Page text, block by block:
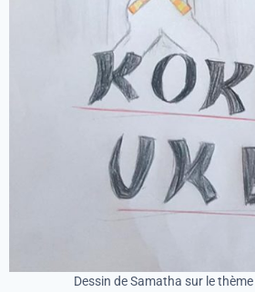
Dessin de Samatha sur le